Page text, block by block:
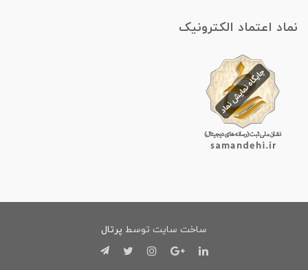
نماد اعتماد الکترونیک
ساخت سایت توسط پرتال